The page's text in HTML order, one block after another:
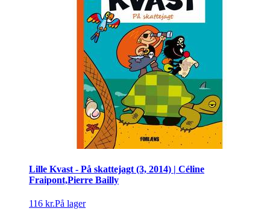
Lille Kvast - På skattejagt (3, 2014) | Céline
Fraipont,Pierre Bailly
116 kr.På lager